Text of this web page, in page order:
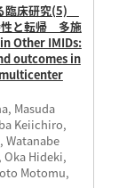
臨床研究(5)
性と転帰 多施
Other IMIDs:
outcomes in
Masuda
Keiichiro,
Watanabe
Oka Hideki,
Motomu,